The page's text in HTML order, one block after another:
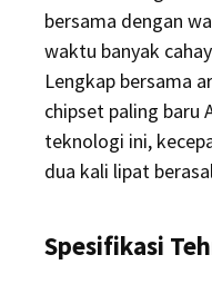
bersama dengan
waktu banyak
Lengkap bersama
chipset paling baru
teknologi ini,
dua kali lipat
Spesifikasi